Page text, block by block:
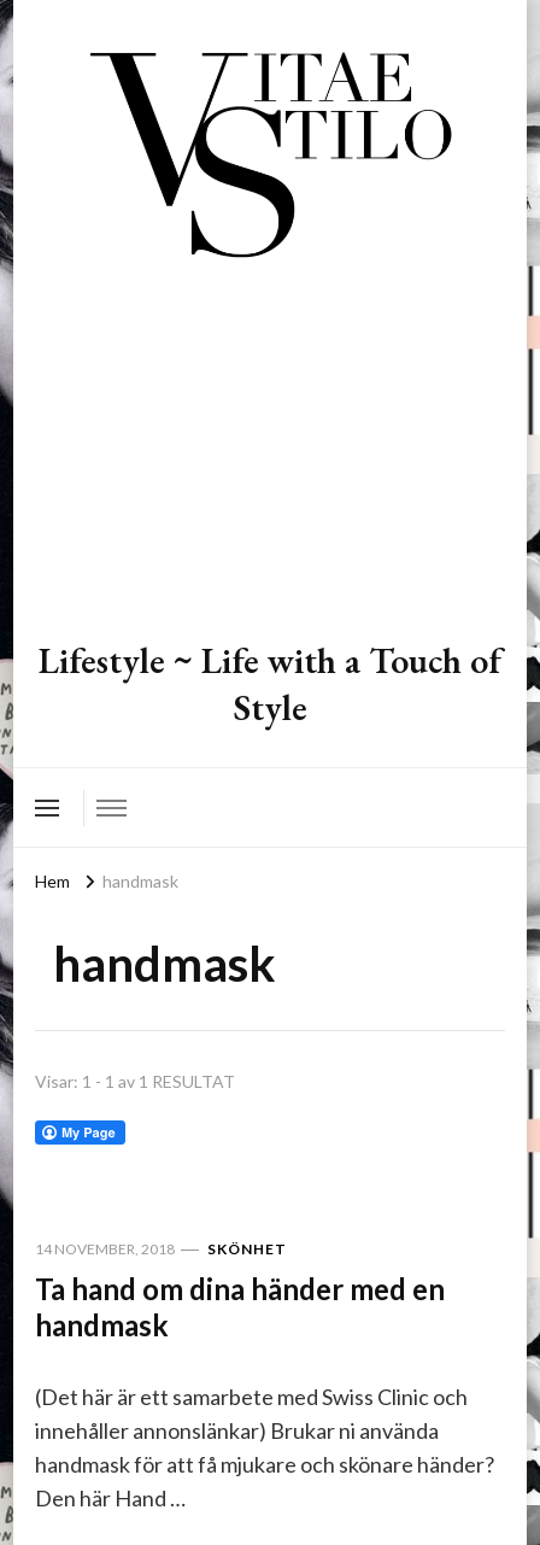
Lifestyle ~ Life with a Touch of
Style
Hem handmask
handmask
Visar: 1 - 1 av 1 RESULTAT
14 NOVEMBER, 2018 SKÖNHET
Ta hand om dina händer med en
handmask
(Det här är ett samarbete med Swiss Clinic och
innehåller annonslänkar) Brukar ni använda
handmask för att få mjukare och skönare händer?
Den här Hand …